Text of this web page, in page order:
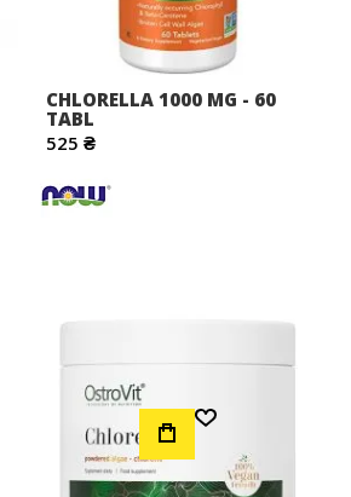
CHLORELLA 1000 MG - 60
TABL
525 ₴
Додати до Списку Бажань